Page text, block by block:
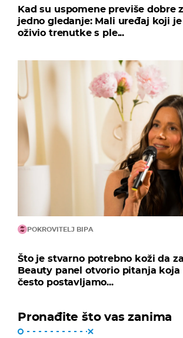
Kad su uspomene previše dobre
jedno gledanje: Mali uređaj koji
oživio trenutke s ple...
POKROVITELJ BIPA
Što je stvarno potrebno koži da
Beauty panel otvorio pitanja koja
često postavljamo...
Pronađite što vas zanima